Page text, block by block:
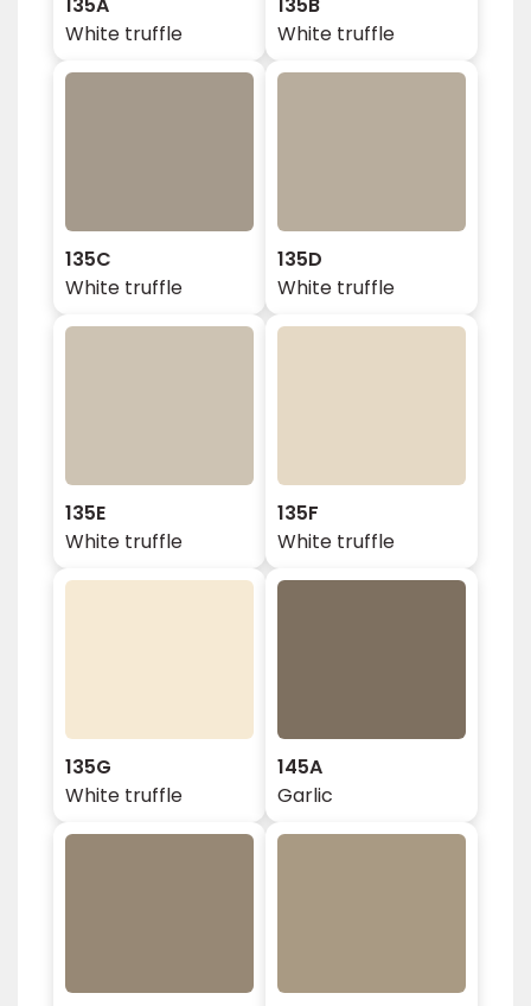
White truffle
White truffle
135C
White truffle
135D
White truffle
135E
White truffle
135F
White truffle
135G
White truffle
145A
Garlic